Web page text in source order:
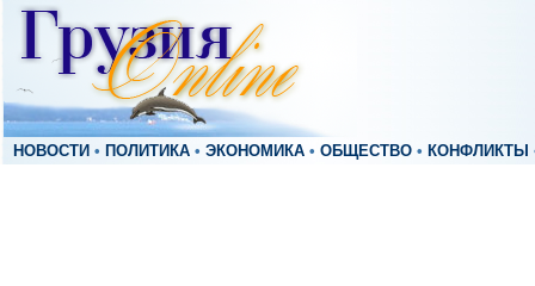
НОВОСТИ • ПОЛИТИКА • ЭКОНОМИКА • ОБЩЕСТВО • КОНФЛИКТЫ